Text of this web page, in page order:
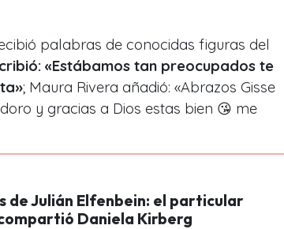
palabras de conocidas figuras del
«Estábamos tan preocupados te
; Maura Rivera añadió: «Abrazos Gisse
y gracias a Dios estas bien 😘 me
de Julián Elfenbein: el particular
Daniela Kirberg